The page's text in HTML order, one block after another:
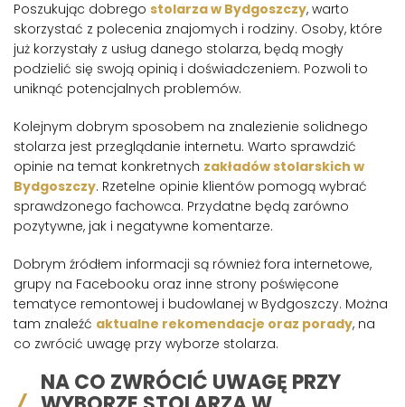
Poszukując dobrego stolarza w Bydgoszczy, warto
skorzystać z polecenia znajomych i rodziny. Osoby, które
już korzystały z usług danego stolarza, będą mogły
podzielić się swoją opinią i doświadczeniem. Pozwoli to
uniknąć potencjalnych problemów.
Kolejnym dobrym sposobem na znalezienie solidnego
stolarza jest przeglądanie internetu. Warto sprawdzić
opinie na temat konkretnych zakładów stolarskich w
Bydgoszczy. Rzetelne opinie klientów pomogą wybrać
sprawdzonego fachowca. Przydatne będą zarówno
pozytywne, jak i negatywne komentarze.
Dobrym źródłem informacji są również fora internetowe,
grupy na Facebooku oraz inne strony poświęcone
tematyce remontowej i budowlanej w Bydgoszczy. Można
tam znaleźć aktualne rekomendacje oraz porady, na
co zwrócić uwagę przy wyborze stolarza.
NA CO ZWRÓCIĆ UWAGĘ PRZY